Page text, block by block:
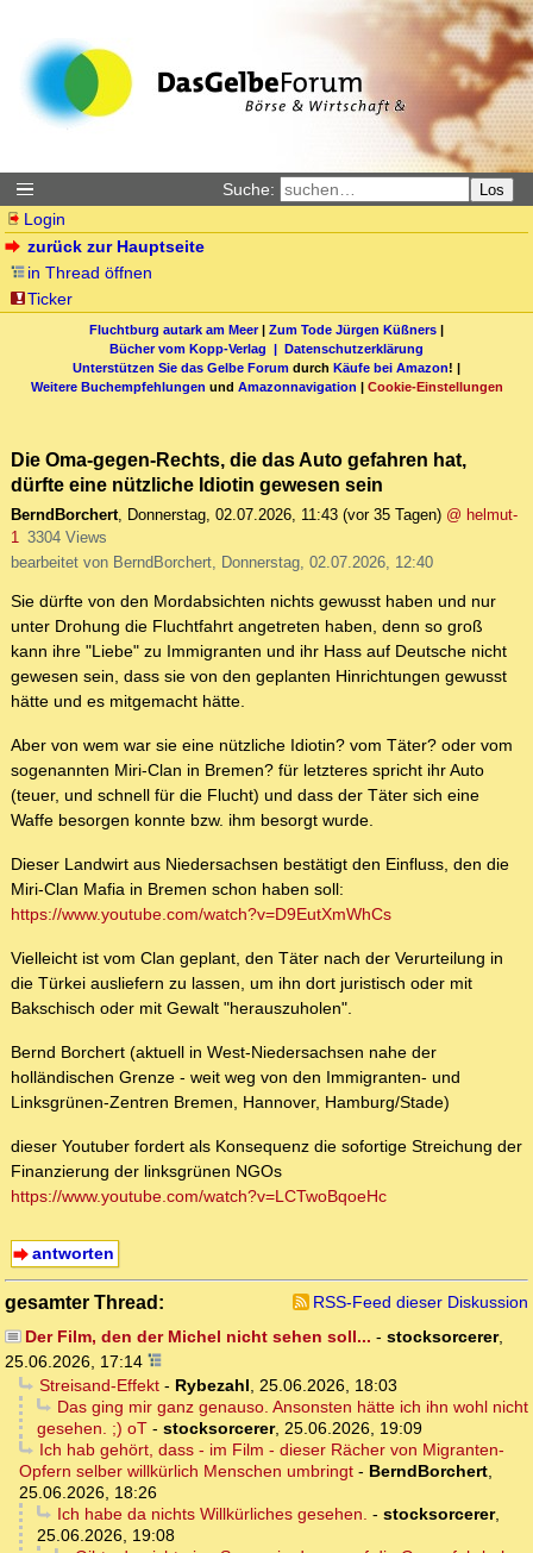
Suche: Los
Login
zurück zur Hauptseite
in Thread öffnen
Ticker
Fluchtburg autark am Meer| Zum Tode Jürgen Küßners |
Bücher vom Kopp-Verlag | Datenschutzerklärung
Unterstützen Sie das Gelbe Forum durch Käufe bei Amazon! |
Weitere Buchempfehlungen und Amazonnavigation | Cookie-Einstellungen
Die Oma-gegen-Rechts, die das Auto gefahren hat,
dürfte eine nützliche Idiotin gewesen sein
BerndBorchert, Donnerstag, 02.07.2026, 11:43 (vor 35 Tagen) @ helmut-
1 3304 Views
bearbeitet von BerndBorchert, Donnerstag, 02.07.2026, 12:40
Sie dürfte von den Mordabsichten nichts gewusst haben und nur
unter Drohung die Fluchtfahrt angetreten haben, denn so groß
kann ihre "Liebe" zu Immigranten und ihr Hass auf Deutsche nicht
gewesen sein, dass sie von den geplanten Hinrichtungen gewusst
hätte und es mitgemacht hätte.
Aber von wem war sie eine nützliche Idiotin? vom Täter? oder vom
sogenannten Miri-Clan in Bremen? für letzteres spricht ihr Auto
(teuer, und schnell für die Flucht) und dass der Täter sich eine
Waffe besorgen konnte bzw. ihm besorgt wurde.
Dieser Landwirt aus Niedersachsen bestätigt den Einfluss, den die
Miri-Clan Mafia in Bremen schon haben soll:
https://www.youtube.com/watch?v=D9EutXmWhCs
Vielleicht ist vom Clan geplant, den Täter nach der Verurteilung in
die Türkei ausliefern zu lassen, um ihn dort juristisch oder mit
Bakschisch oder mit Gewalt "herauszuholen".
Bernd Borchert (aktuell in West-Niedersachsen nahe der
holländischen Grenze - weit weg von den Immigranten- und
Linksgrünen-Zentren Bremen, Hannover, Hamburg/Stade)
dieser Youtuber fordert als Konsequenz die sofortige Streichung der
Finanzierung der linksgrünen NGOs
https://www.youtube.com/watch?v=LCTwoBqoeHc
antworten
gesamter Thread:
RSS-Feed dieser Diskussion
Der Film, den der Michel nicht sehen soll... - stocksorcerer,
25.06.2026, 17:14
Streisand-Effekt- Rybezahl, 25.06.2026, 18:03
Das ging mir ganz genauso. Ansonsten hätte ich ihn wohl nicht
gesehen. ;) oT - stocksorcerer, 25.06.2026, 19:09
Ich hab gehört, dass - im Film - dieser Rächer von Migranten-
Opfern selber willkürlich Menschen umbringt - BerndBorchert,
25.06.2026, 18:26
Ich habe da nichts Willkürliches gesehen. - stocksorcerer,
25.06.2026, 19:08